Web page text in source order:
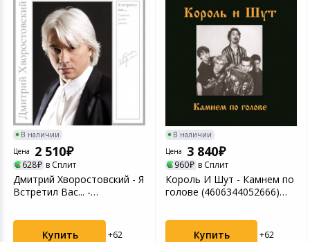
В наличии
Цена
2 510
628 в Сплит
Дмитрий Хворостовский - Я
Встретил Вас... -
Купить +62
В наличии
Цена
3 840
960 в Сплит
Король И Шут - Камнем по
голове (4606344052666)
Купить +62